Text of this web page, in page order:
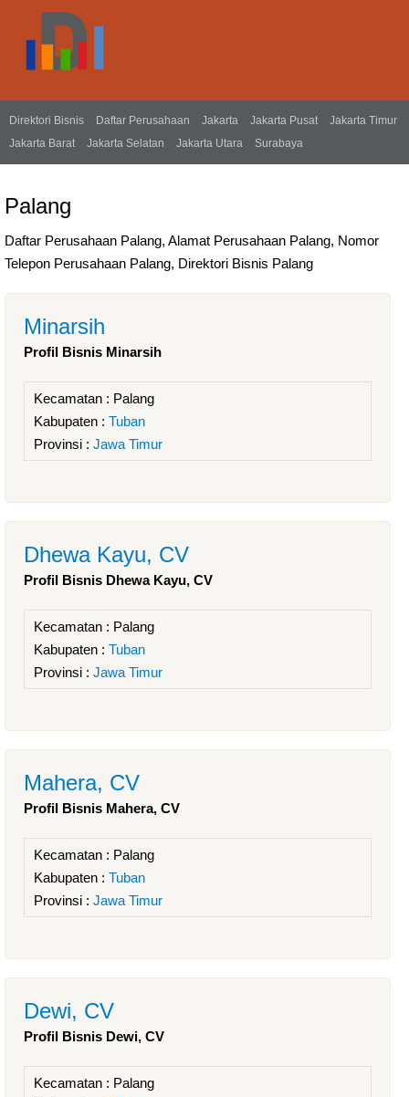
Direktori Bisnis Daftar Perusahaan Jakarta Jakarta Pusat
Jakarta Timur
Jakarta Barat
Jakarta Selatan Jakarta Utara Surabaya
Palang
Daftar Perusahaan Palang, Alamat Perusahaan Palang, Nomor
Telepon Perusahaan Palang, Direktori Bisnis Palang
Minarsih
Profil Bisnis Minarsih
Kecamatan : Palang
Kabupaten : Tuban
Provinsi : Jawa Timur
Dhewa Kayu, CV
Profil Bisnis Dhewa Kayu, CV
Kecamatan : Palang
Kabupaten : Tuban
Provinsi : Jawa Timur
Mahera, CV
Profil Bisnis Mahera, CV
Kecamatan : Palang
Kabupaten : Tuban
Provinsi : Jawa Timur
Dewi, CV
Profil Bisnis Dewi, CV
Kecamatan : Palang